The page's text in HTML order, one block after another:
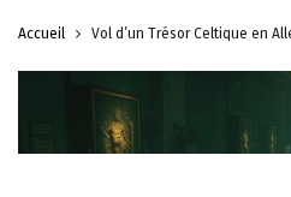
Accueil Vol d’un Trésor Celtique en